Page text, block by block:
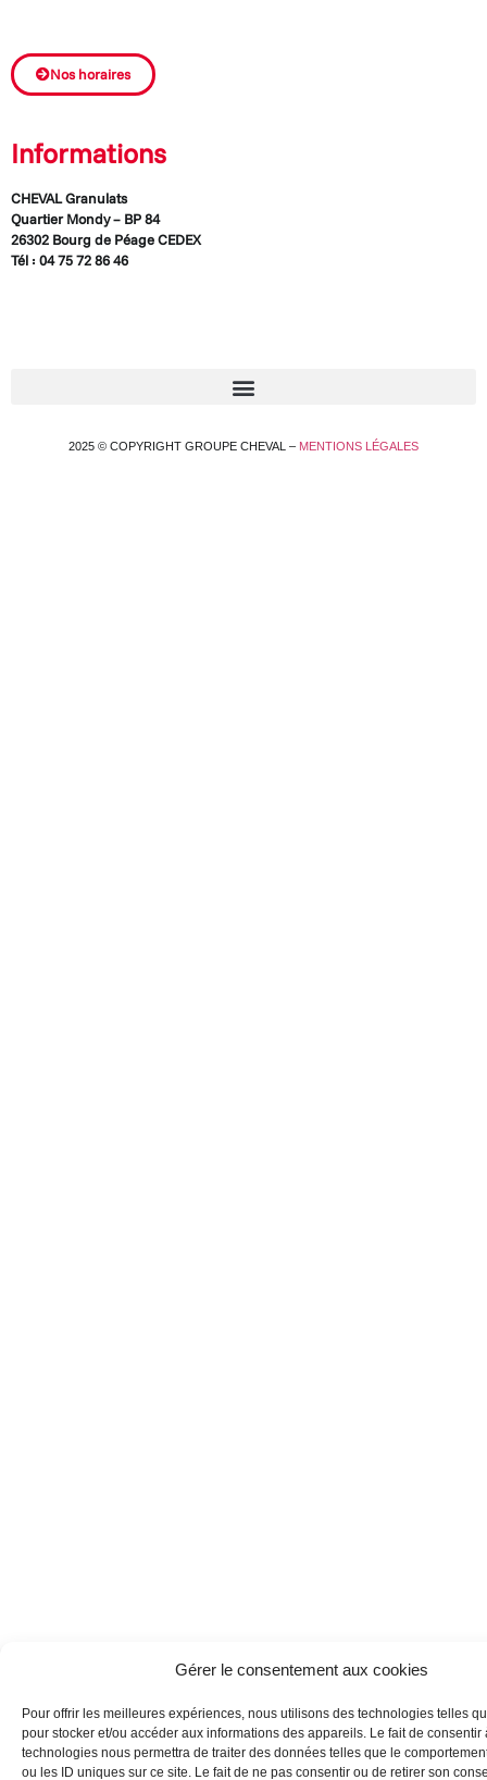
Gérer le consentement aux cookies
Pour offrir les meilleures expériences, nous utilisons des technologies telles
pour stocker et/ou accéder aux informations des appareils. Le fait de consentir
technologies nous permettra de traiter des données telles que le
ou les ID uniques sur ce site. Le fait de ne pas consentir ou de retirer son
Nos horaires
Informations
CHEVAL Granulats
Quartier Mondy – BP 84
26302 Bourg de Péage CEDEX
Tél : 04 75 72 86 46
2025 © COPYRIGHT GROUPE CHEVAL – MENTIONS LÉGALES